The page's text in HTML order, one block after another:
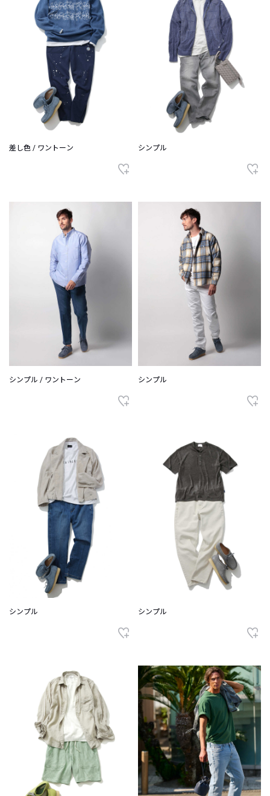
差し色 / ワントーン シンプル
シンプル / ワントーン シンプル
シンプル シンプル